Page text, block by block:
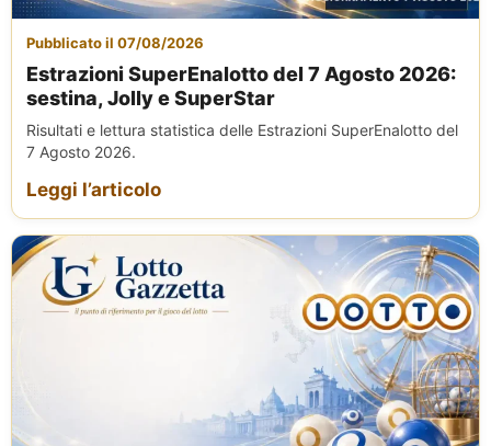
Pubblicato il 07/08/2026
Estrazioni SuperEnalotto del 7 Agosto 2026:
sestina, Jolly e SuperStar
Risultati e lettura statistica delle Estrazioni SuperEnalotto del
7 Agosto 2026.
Leggi l’articolo